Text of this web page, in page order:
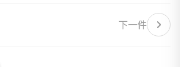
下一件